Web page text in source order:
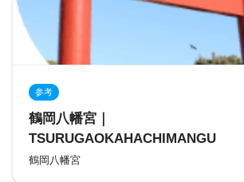
参考
鶴岡八幡宮｜
TSURUGAOKAHACHIMANGU
鶴岡八幡宮